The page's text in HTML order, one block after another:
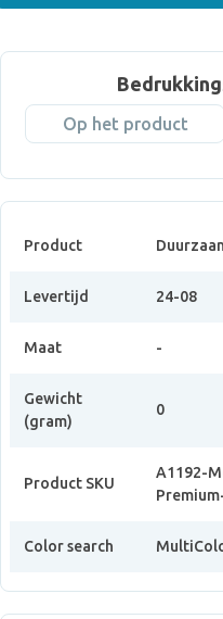
Op het product
Product
Levertijd 24-08
Maat -
Gewicht
(gram)
0
Product SKU
A1192-
Color search